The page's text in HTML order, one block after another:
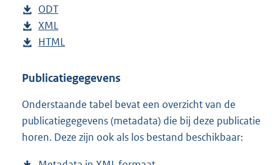
o
w
n
o
d
p
u
e
s
t
n
s
g
r
D
o
w
l
a
d
p
ODT
s
a
d
s
g
D
o
n
o
a
d
XML
e
t
n
d
s
D
w
l
o
a
HTML
s
a
n
d
Publicatiegegevens
Onderstaande tabel bevat een overzicht van de
publicatiegegevens (metadata) die bij deze publicatie
horen. Deze zijn ook als los bestand beschikbaar: